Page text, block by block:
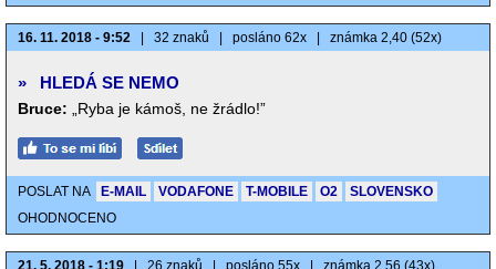
16. 11. 2018 - 9:52 32 znaků posláno 62x známka 2,40 (52x)
» HLEDÁ SE NEMO
Bruce: „Ryba je kámoš, ne žrádlo!”
POSLAT NA E-MAIL VODAFONE T-MOBILE O2
SLOVENSKO
OHODNOCENO
21. 5. 2018 - 1:19 26 znaků posláno 55x známka 2,56 (43x)